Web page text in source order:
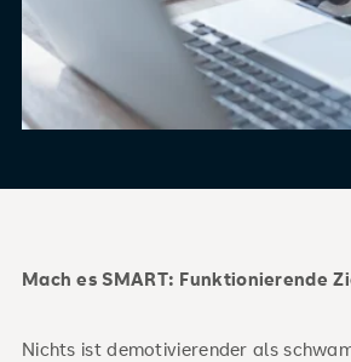
Mach es SMART: Funktionierende
Nichts ist demotivierender als